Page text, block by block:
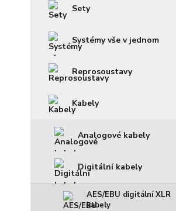
Sety
Systémy vše v jednom
Reprosoustavy
Kabely
Analogové kabely
Digitální kabely
AES/EBU digitální XLR
kabely